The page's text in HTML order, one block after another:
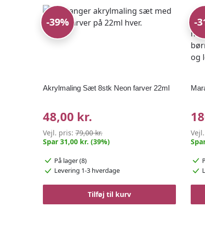
-39%
Akrylmaling Sæt 8stk Neon farver 22ml
48,00 kr.
Vejl. pris: 79,00 kr.
Spar 31,00 kr. (39%)
På lager (8)
Levering 1-3 hverdage
Tilføj til kurv
-